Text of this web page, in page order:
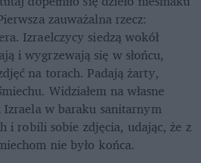
zauważalna rzecz:
Izraelczycy siedzą wokół
i wygrzewają się w słońcu,
na torach. Padają żarty,
Widziałem na własne
Izraela w baraku sanitarnym
i robili sobie zdjęcia, udając, że z
nie było końca.